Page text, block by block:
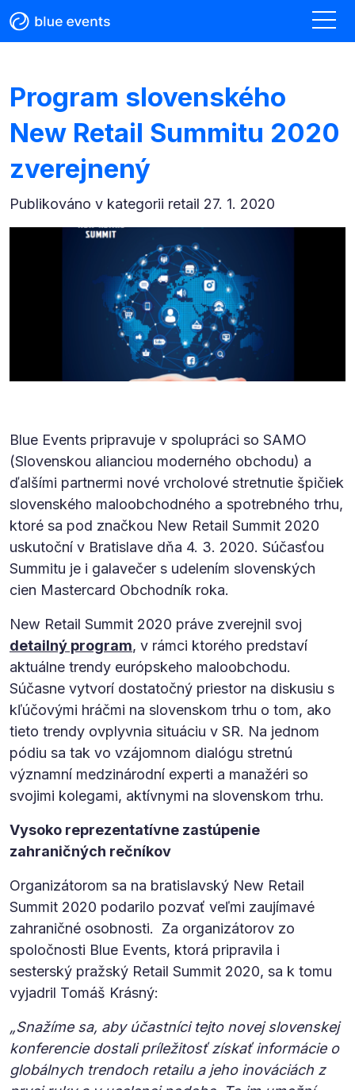
Program slovenského
New Retail Summitu 2020
zverejnený
Publikováno v kategorii retail 27. 1. 2020
Blue Events pripravuje v spolupráci so SAMO
(Slovenskou alianciou moderného obchodu) a
ďalšími partnermi nové vrcholové stretnutie špičiek
slovenského maloobchodného a spotrebného trhu,
ktoré sa pod značkou New Retail Summit 2020
uskutoční v Bratislave dňa 4. 3. 2020. Súčasťou
Summitu je i galavečer s udelením slovenských
cien Mastercard Obchodník roka.
New Retail Summit 2020 práve zverejnil svoj
detailný program, v rámci ktorého predstaví
aktuálne trendy európskeho maloobchodu.
Súčasne vytvorí dostatočný priestor na diskusiu s
kľúčovými hráčmi na slovenskom trhu o tom, ako
tieto trendy ovplyvnia situáciu v SR. Na jednom
pódiu sa tak vo vzájomnom dialógu stretnú
významní medzinárodní experti a manažéri so
svojimi kolegami, aktívnymi na slovenskom trhu.
Vysoko reprezentatívne zastúpenie
zahraničných rečníkov
Organizátorom sa na bratislavský New Retail
Summit 2020 podarilo pozvať veľmi zaujímavé
zahraničné osobnosti. Za organizátorov zo
spoločnosti Blue Events, ktorá pripravila i
sesterský pražský Retail Summit 2020, sa k tomu
vyjadril Tomáš Krásný:
„Snažíme sa, aby účastníci tejto novej slovenskej
konferencie dostali príležitosť získať informácie o
globálnych trendoch retailu a jeho inováciách z